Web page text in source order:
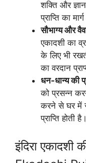
शक्ति और
प्राप्ति का
सौभाग्य और
एकादशी का
के लिए भी
का वरदान
धन-धान्य की
को प्रसन्न
करने से घर में
प्राप्ति होती है।
इंदिरा एकादशी